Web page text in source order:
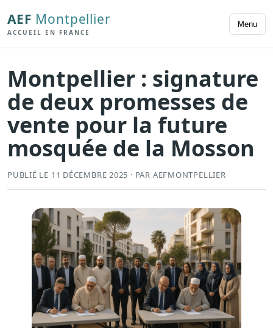
AEF Montpellier
ACCUEIL EN FRANCE
Menu
Montpellier : signature
de deux promesses de
vente pour la future
mosquée de la Mosson
PUBLIÉ LE 11 DÉCEMBRE 2025 · PAR AEFMONTPELLIER